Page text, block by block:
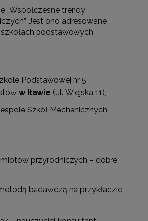
„Współczesne trendy
Jest ono adresowane
podstawowych
Podstawowej nr 5
w Iławie (ul. Wiejska 11),
Szkół Mechanicznych
przyrodniczych – dobre
badawczą na przykładzie